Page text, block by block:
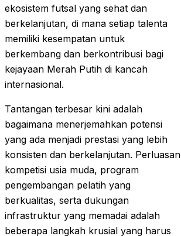
ekosistem futsal yang sehat dan
berkelanjutan, di mana setiap talenta
memiliki kesempatan untuk
berkembang dan berkontribusi bagi
kejayaan Merah Putih di kancah
internasional.
Tantangan terbesar kini adalah
bagaimana menerjemahkan potensi
yang ada menjadi prestasi yang lebih
konsisten dan berkelanjutan. Perluasan
kompetisi usia muda, program
pengembangan pelatih yang
berkualitas, serta dukungan
infrastruktur yang memadai adalah
beberapa langkah krusial yang harus